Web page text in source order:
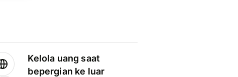
Kelola uang saat
bepergian ke luar